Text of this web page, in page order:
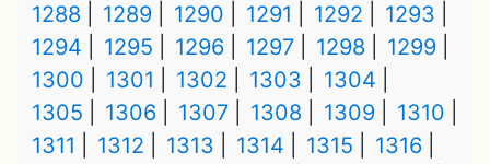
1288
1289 1290 1291 1292
1293
1294
1295 1296 1297 1298
1299
1300
1301 1302 1303
1304
1305
1306 1307 1308 1309
1310
1311
1312 1313 1314 1315
1316